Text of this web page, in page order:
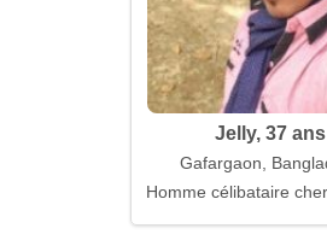
Jelly, 37 ans
Gafargaon,
Homme célibataire